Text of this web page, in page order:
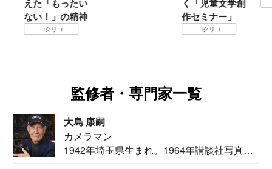
えた「もったい
ない！」の精神
コクリコ
く「児童文学創
作セミナー」
コクリコ
監修者・専門家一覧
大島 康嗣
カメラマン
1942年埼玉県生まれ。1964年講談社写真部